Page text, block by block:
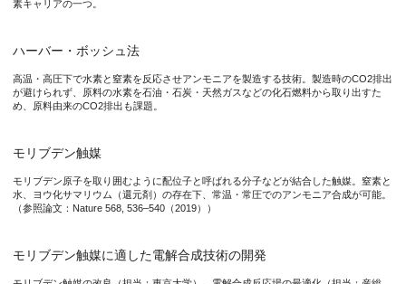
素キャリアの一つ。
ハーバー・ボッシュ法
高温・高圧下で水素と窒素を反応させアンモニアを製造する技術。製造時のCO2排出
が避けられず、原料の水素を石油・石炭・天然ガスなどの化石燃料から取り出すた
め、原料由来のCO2排出も課題。
モリブデン触媒
モリブデン原子を取り囲むように配位子と呼ばれる分子などが結合した触媒。窒素と
水、ヨウ化サマリウム（還元剤）の存在下、常温・常圧でのアンモニア合成が可能。
（参照論文：Nature 568, 536–540（2019））
モリブデン触媒に適した電解合成技術の開発